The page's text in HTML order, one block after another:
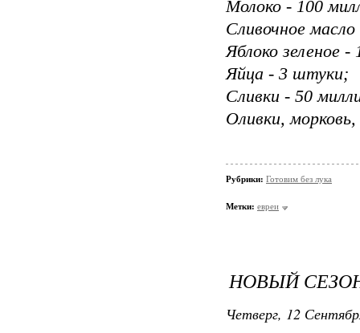
Молоко - 100
Сливочное
Яблоко зеленое
Яйца - 3 штуки;
Сливки - 50
Оливки,
Рубрики: Готовим без лука
Метки: евреи
НОВЫЙ
Четверг, 12